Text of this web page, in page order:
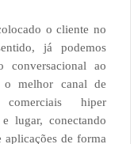
o cliente no
já podemos
conversacional ao
o melhor canal de
hiper
lugar, conectando
aplicações de forma